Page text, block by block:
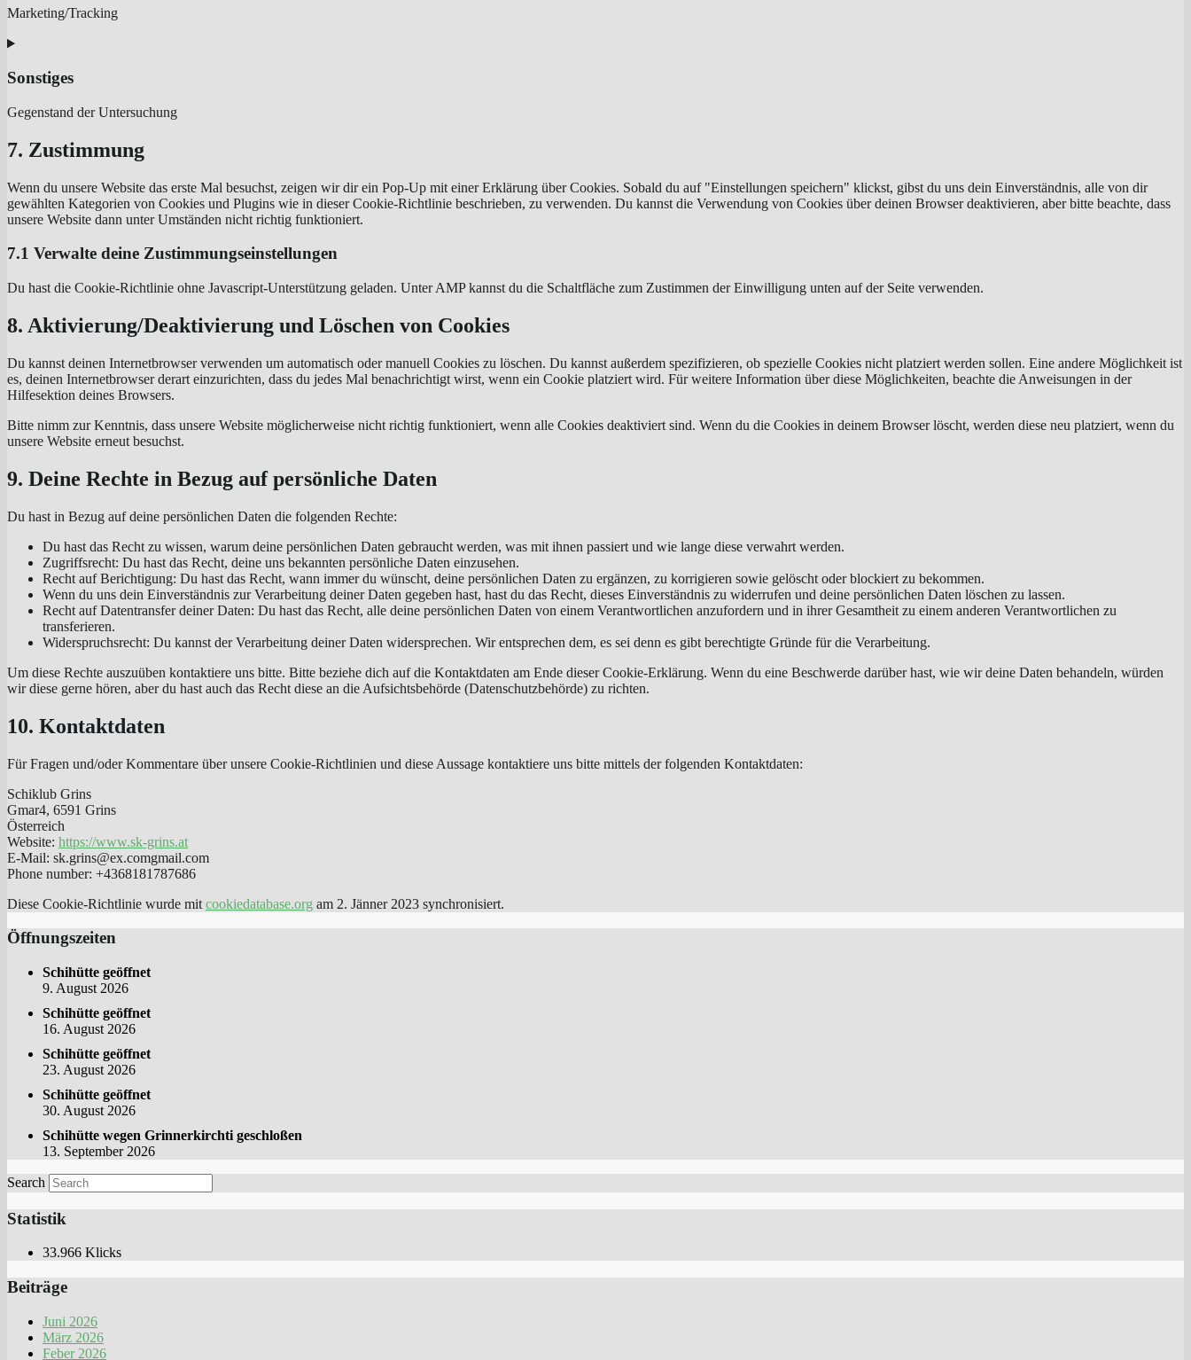
Marketing/Tracking
Consent
service
fonts
Sonstiges
Gegenstand der Untersuchung
Consent
to
sonstiges
7. Zustimmung
Wenn du unsere Website das erste Mal besuchst, zeigen wir dir ein Pop-Up mit einer Erklärung über Cookies. Sobald du auf "Einstellungen speichern" klickst, gibst du uns dein Einverständnis, alle von dir
gewählten Kategorien von Cookies und Plugins wie in dieser Cookie-Richtlinie beschrieben, zu verwenden. Du kannst die Verwendung von Cookies über deinen Browser deaktivieren, aber bitte beachte, dass
unsere Website dann unter Umständen nicht richtig funktioniert.
7.1 Verwalte deine Zustimmungseinstellungen
Du hast die Cookie-Richtlinie ohne Javascript-Unterstützung geladen. Unter AMP kannst du die Schaltfläche zum Zustimmen der Einwilligung unten auf der Seite verwenden.
8. Aktivierung/Deaktivierung und Löschen von Cookies
Du kannst deinen Internetbrowser verwenden um automatisch oder manuell Cookies zu löschen. Du kannst außerdem spezifizieren, ob spezielle Cookies nicht platziert werden sollen. Eine andere Möglichkeit ist
es, deinen Internetbrowser derart einzurichten, dass du jedes Mal benachrichtigt wirst, wenn ein Cookie platziert wird. Für weitere Information über diese Möglichkeiten, beachte die Anweisungen in der
Hilfesektion deines Browsers.
Bitte nimm zur Kenntnis, dass unsere Website möglicherweise nicht richtig funktioniert, wenn alle Cookies deaktiviert sind. Wenn du die Cookies in deinem Browser löscht, werden diese neu platziert, wenn du
unsere Website erneut besuchst.
9. Deine Rechte in Bezug auf persönliche Daten
Du hast in Bezug auf deine persönlichen Daten die folgenden Rechte:
Du hast das Recht zu wissen, warum deine persönlichen Daten gebraucht werden, was mit ihnen passiert und wie lange diese verwahrt werden.
Zugriffsrecht: Du hast das Recht, deine uns bekannten persönliche Daten einzusehen.
Recht auf Berichtigung: Du hast das Recht, wann immer du wünscht, deine persönlichen Daten zu ergänzen, zu korrigieren sowie gelöscht oder blockiert zu bekommen.
Wenn du uns dein Einverständnis zur Verarbeitung deiner Daten gegeben hast, hast du das Recht, dieses Einverständnis zu widerrufen und deine persönlichen Daten löschen zu lassen.
Recht auf Datentransfer deiner Daten: Du hast das Recht, alle deine persönlichen Daten von einem Verantwortlichen anzufordern und in ihrer Gesamtheit zu einem anderen Verantwortlichen zu
transferieren.
Widerspruchsrecht: Du kannst der Verarbeitung deiner Daten widersprechen. Wir entsprechen dem, es sei denn es gibt berechtigte Gründe für die Verarbeitung.
Um diese Rechte auszuüben kontaktiere uns bitte. Bitte beziehe dich auf die Kontaktdaten am Ende dieser Cookie-Erklärung. Wenn du eine Beschwerde darüber hast, wie wir deine Daten behandeln, würden
wir diese gerne hören, aber du hast auch das Recht diese an die Aufsichtsbehörde (Datenschutzbehörde) zu richten.
10. Kontaktdaten
Für Fragen und/oder Kommentare über unsere Cookie-Richtlinien und diese Aussage kontaktiere uns bitte mittels der folgenden Kontaktdaten:
Schiklub Grins
Gmar4, 6591 Grins
Österreich
Website: https://www.sk-grins.at
E-Mail: sk.grins@ex.comgmail.com
Phone number: +4368181787686
Diese Cookie-Richtlinie wurde mit cookiedatabase.org am 2. Jänner 2023 synchronisiert.
Öffnungszeiten
Schihütte geöffnet
9. August 2026
Schihütte geöffnet
16. August 2026
Schihütte geöffnet
23. August 2026
Schihütte geöffnet
30. August 2026
Schihütte wegen Grinnerkirchti geschloßen
13. September 2026
Search
Statistik
33.966 Klicks
Beiträge
Juni 2026
März 2026
Feber 2026